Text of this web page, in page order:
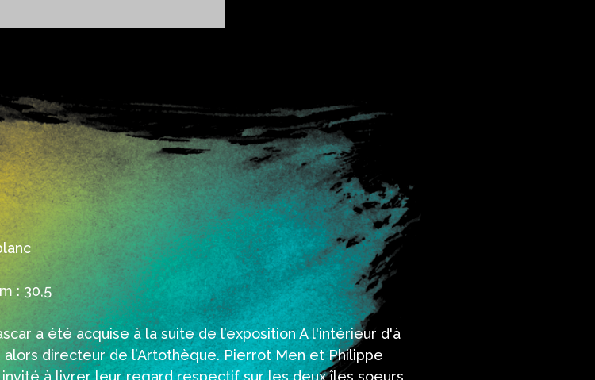
: 30,5
a été acquise à la suite de l’exposition A l'intérieur d'à
directeur de l’Artothèque. Pierrot Men et Philippe
à livrer leur regard respectif sur les deux îles soeurs,